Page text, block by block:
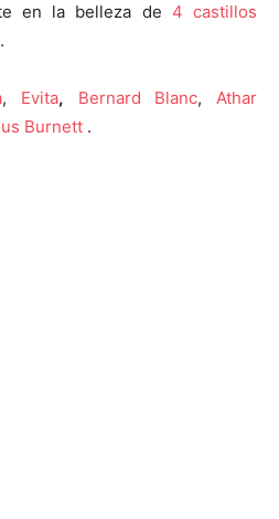
en la belleza de 4 castillos
.
, Evita, Bernard Blanc,Athar
Burnett .